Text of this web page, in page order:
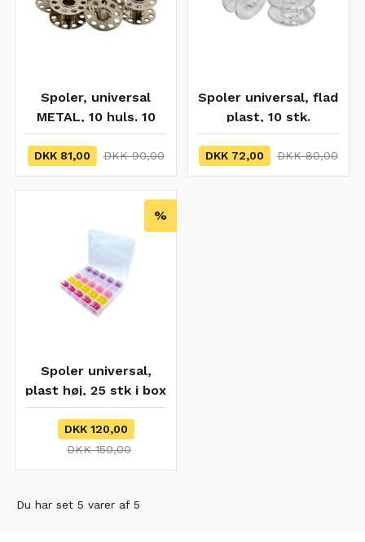
Spoler, universal
METAL, 10 huls. 10
stk. UDSOLGT
DKK 81,00 DKK 90,00
Spoler universal, flad
plast, 10 stk.
DKK 72,00 DKK 80,00
%
Spoler universal,
plast høj, 25 stk i box
DKK 120,00
DKK 150,00
Du har set 5 varer af 5